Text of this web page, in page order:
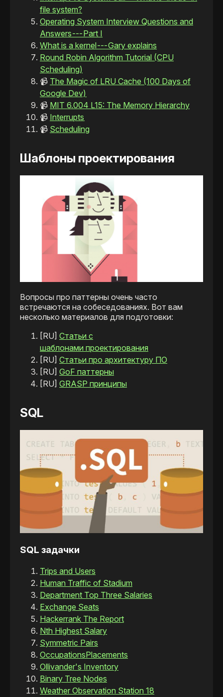
file system?
Operating System Interview Questions and
Answers --- Part I
What is a kernel --- Gary explains
Round Robin Algorithm Tutorial (CPU
Scheduling)
📹 The Magic of LRU Cache (100 Days of
Google Dev)
📹 MIT 6.004 L15: The Memory Hierarchy
📹 Interrupts
📹 Scheduling
Шаблоны проектирования
Вопросы про паттерны очень часто
встречаются на собеседованиях. Вот вам
несколько материалов для подготовки:
[RU] Статьи с
шаблонами проектирования
[RU] Статьи про архитектуру ПО
[RU] GoF паттерны
[RU] GRASP принципы
SQL
SQL задачки
Trips and Users
Human Traffic of Stadium
Department Top Three Salaries
Exchange Seats
Hackerrank The Report
Nth Highest Salary
Symmetric Pairs
OccupationsPlacements
Ollivander's Inventory
Binary Tree Nodes
Weather Observation Station 18